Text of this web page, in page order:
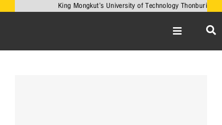
King Mongkut’s University of Technology Thonburi
Toggle
Navigation
หน้าหลัก